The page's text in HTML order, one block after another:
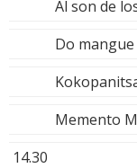
Al son de
Do mangue
Memento
14.30